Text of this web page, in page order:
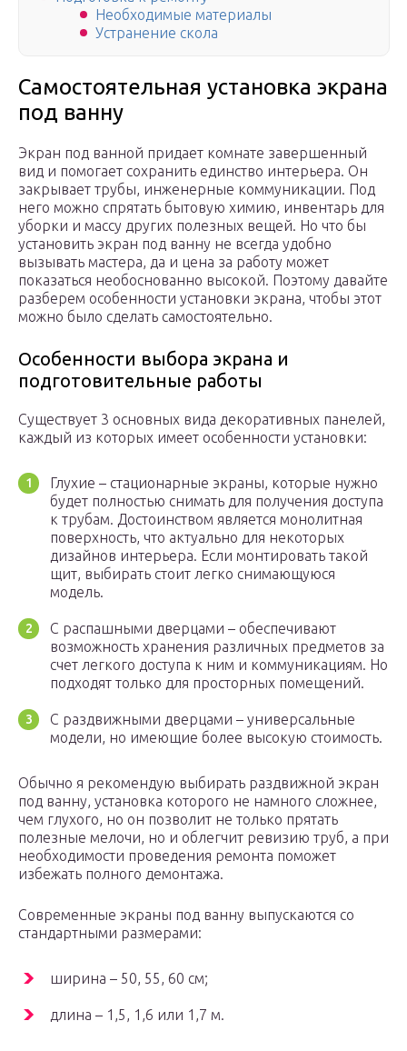
Необходимые материалы
Устранение скола
Самостоятельная установка экрана
под ванну
Экран под ванной придает комнате завершенный
вид и помогает сохранить единство интерьера. Он
закрывает трубы, инженерные коммуникации. Под
него можно спрятать бытовую химию, инвентарь для
уборки и массу других полезных вещей. Но что бы
установить экран под ванну не всегда удобно
вызывать мастера, да и цена за работу может
показаться необоснованно высокой. Поэтому давайте
разберем особенности установки экрана, чтобы этот
можно было сделать самостоятельно.
Особенности выбора экрана и
подготовительные работы
Существует 3 основных вида декоративных панелей,
каждый из которых имеет особенности установки:
Глухие – стационарные экраны, которые нужно
будет полностью снимать для получения доступа
к трубам. Достоинством является монолитная
поверхность, что актуально для некоторых
дизайнов интерьера. Если монтировать такой
щит, выбирать стоит легко снимающуюся
модель.
С распашными дверцами – обеспечивают
возможность хранения различных предметов за
счет легкого доступа к ним и коммуникациям. Но
подходят только для просторных помещений.
С раздвижными дверцами – универсальные
модели, но имеющие более высокую стоимость.
Обычно я рекомендую выбирать раздвижной экран
под ванну, установка которого не намного сложнее,
чем глухого, но он позволит не только прятать
полезные мелочи, но и облегчит ревизию труб, а при
необходимости проведения ремонта поможет
избежать полного демонтажа.
Современные экраны под ванну выпускаются со
стандартными размерами:
ширина – 50, 55, 60 см;
длина – 1,5, 1,6 или 1,7 м.